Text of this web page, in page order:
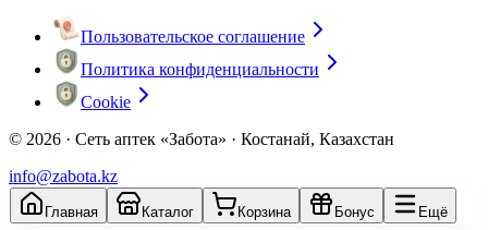
Пользовательское соглашение
Политика конфиденциальности
Cookie
© 2026 · Сеть аптек «Забота» · Костанай, Казахстан
info@zabota.kz
Главная Каталог Корзина Бонус Ещё